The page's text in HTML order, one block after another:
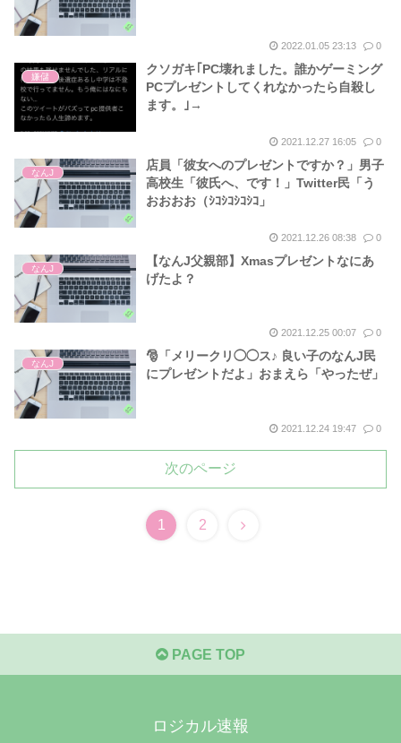
2022.01.05 23:13 0
嫌儲
クソガキ｢PC壊れました。誰かゲーミング
PCプレゼントしてくれなかったら自殺し
ます。｣→
2021.12.27 16:05 0
なんJ
店員「彼女へのプレゼントですか？」男子
高校生「彼氏へ、です！」Twitter民「う
おおおお（ｼｺｼｺｼｺｼｺ」
2021.12.26 08:38 0
なんJ
【なんJ父親部】Xmasプレゼントなにあ
げたよ？
2021.12.25 00:07 0
なんJ
🎅「メリークリ◯◯ス♪ 良い子のなんJ民
にプレゼントだよ」おまえら「やったぜ」
2021.12.24 19:47 0
次のページ
1 2
次
PAGE TOP
ロジカル速報